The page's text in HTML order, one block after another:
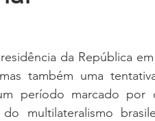
da República
também uma
período marcado por
multilateralismo